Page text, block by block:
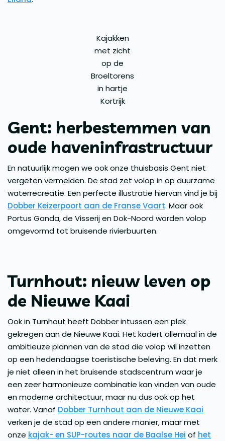
Kajakken
met zicht
op de
Broeltorens
in hartje
Kortrijk
Gent: herbestemmen van
oude haveninfrastructuur
En natuurlijk mogen we ook onze thuisbasis Gent niet
vergeten vermelden. De stad zet volop in op duurzame
waterrecreatie. Een perfecte illustratie hiervan vind je bij
Dobber Keizerpoort aan de Franse Vaart. Maar ook
Portus Ganda, de Visserij en Dok-Noord worden volop
omgevormd tot bruisende rivierbuurten.
Turnhout: nieuw leven op
de Nieuwe Kaai
Ook in Turnhout heeft Dobber intussen een plek
gekregen aan de Nieuwe Kaai. Het kadert allemaal in de
ambitieuze plannen van de stad die volop wil inzetten
op een hedendaagse toeristische beleving. En dat merk
je niet alleen in het bruisende stadscentrum waar je
een zeer harmonieuze combinatie kan vinden van oude
en moderne architectuur, maar nu dus ook op het
water. Vanaf Dobber Turnhout aan de Nieuwe Kaai
verken je de stad op een andere manier, maar met
onze kajak- en SUP-routes naar de Baalse Hei of het